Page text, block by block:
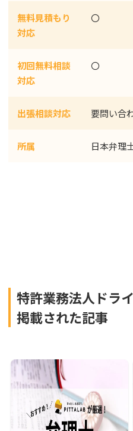
無料見積もり
対応
〇
初回無料相談
対応
〇
出張相談対応 要問い合
所属 日本弁理
特許業務法人ドラ
掲載された記事